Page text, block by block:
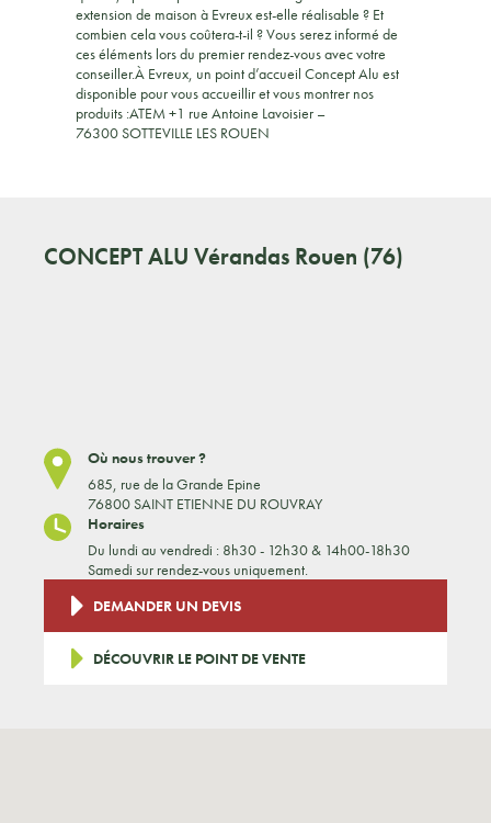
extension de maison à Evreux est-elle réalisable ? Et
combien cela vous coûtera-t-il ? Vous serez informé de
ces éléments lors du premier rendez-vous avec votre
conseiller.À Evreux, un point d’accueil Concept Alu est
disponible pour vous accueillir et vous montrer nos
produits :ATEM +1 rue Antoine Lavoisier –
76300 SOTTEVILLE LES ROUEN
CONCEPT ALU Vérandas Rouen (76)
Où nous trouver ?
685, rue de la Grande Epine
76800 SAINT ETIENNE DU ROUVRAY
Horaires
Du lundi au vendredi : 8h30 - 12h30 & 14h00-18h30
Samedi sur rendez-vous uniquement.
DEMANDER UN DEVIS
DÉCOUVRIR LE POINT DE VENTE